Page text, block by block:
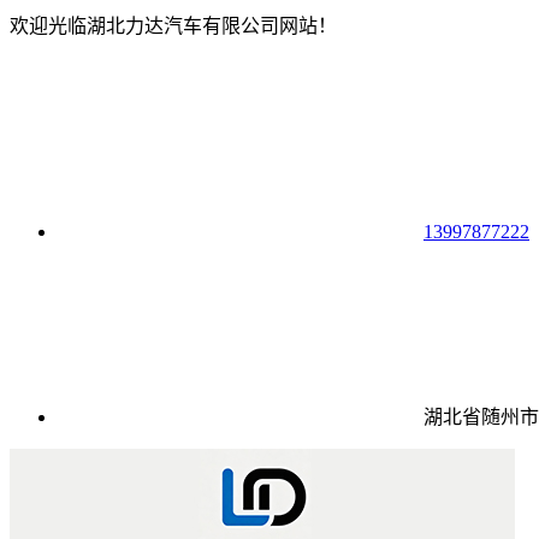
欢迎光临湖北力达汽车有限公司网站！
13997877222
湖北省随州